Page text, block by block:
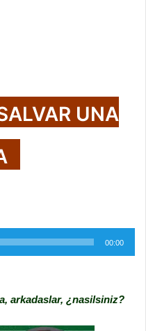
UNA
00:00
arkadaslar, ¿nasilsiniz?